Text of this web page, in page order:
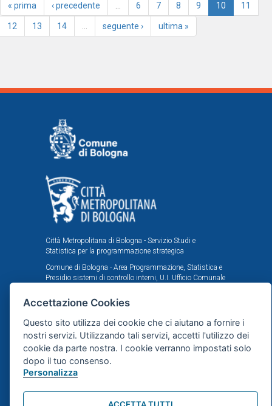
« prima ‹ precedente 6 7 8 9 10 11
12 13 14 seguente › ultima »
Città Metropolitana di Bologna - Servizio Studi e
Statistica per la programmazione strategica
Comune di Bologna - Area Programmazione, Statistica e
Presidio sistemi di controllo interni, U.I. Ufficio Comunale
Il portale statistico metropolitano è stato realizzato
Metropolitana e Comune di Bologna in tema di statistica
e ricerche demografiche, sociali ed economiche.
Mappa del sito
Accettazione Cookies
Questo sito utilizza dei cookie che ci aiutano a fornire i
nostri servizi. Utilizzando tali servizi, accetti l'utilizzo dei
cookie da parte nostra. I cookie verranno impostati solo
dopo il tuo consenso.
Personalizza